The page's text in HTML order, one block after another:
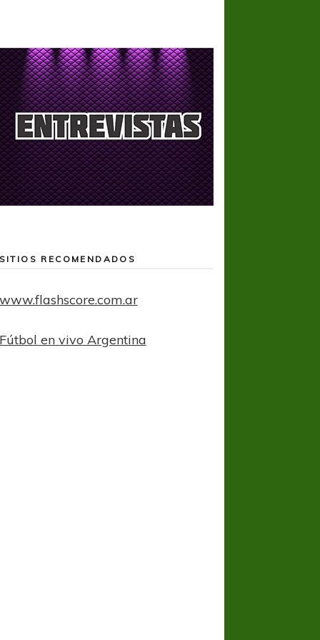
SITIOS RECOMENDADOS
www.flashscore.com.ar
Fútbol en vivo Argentina